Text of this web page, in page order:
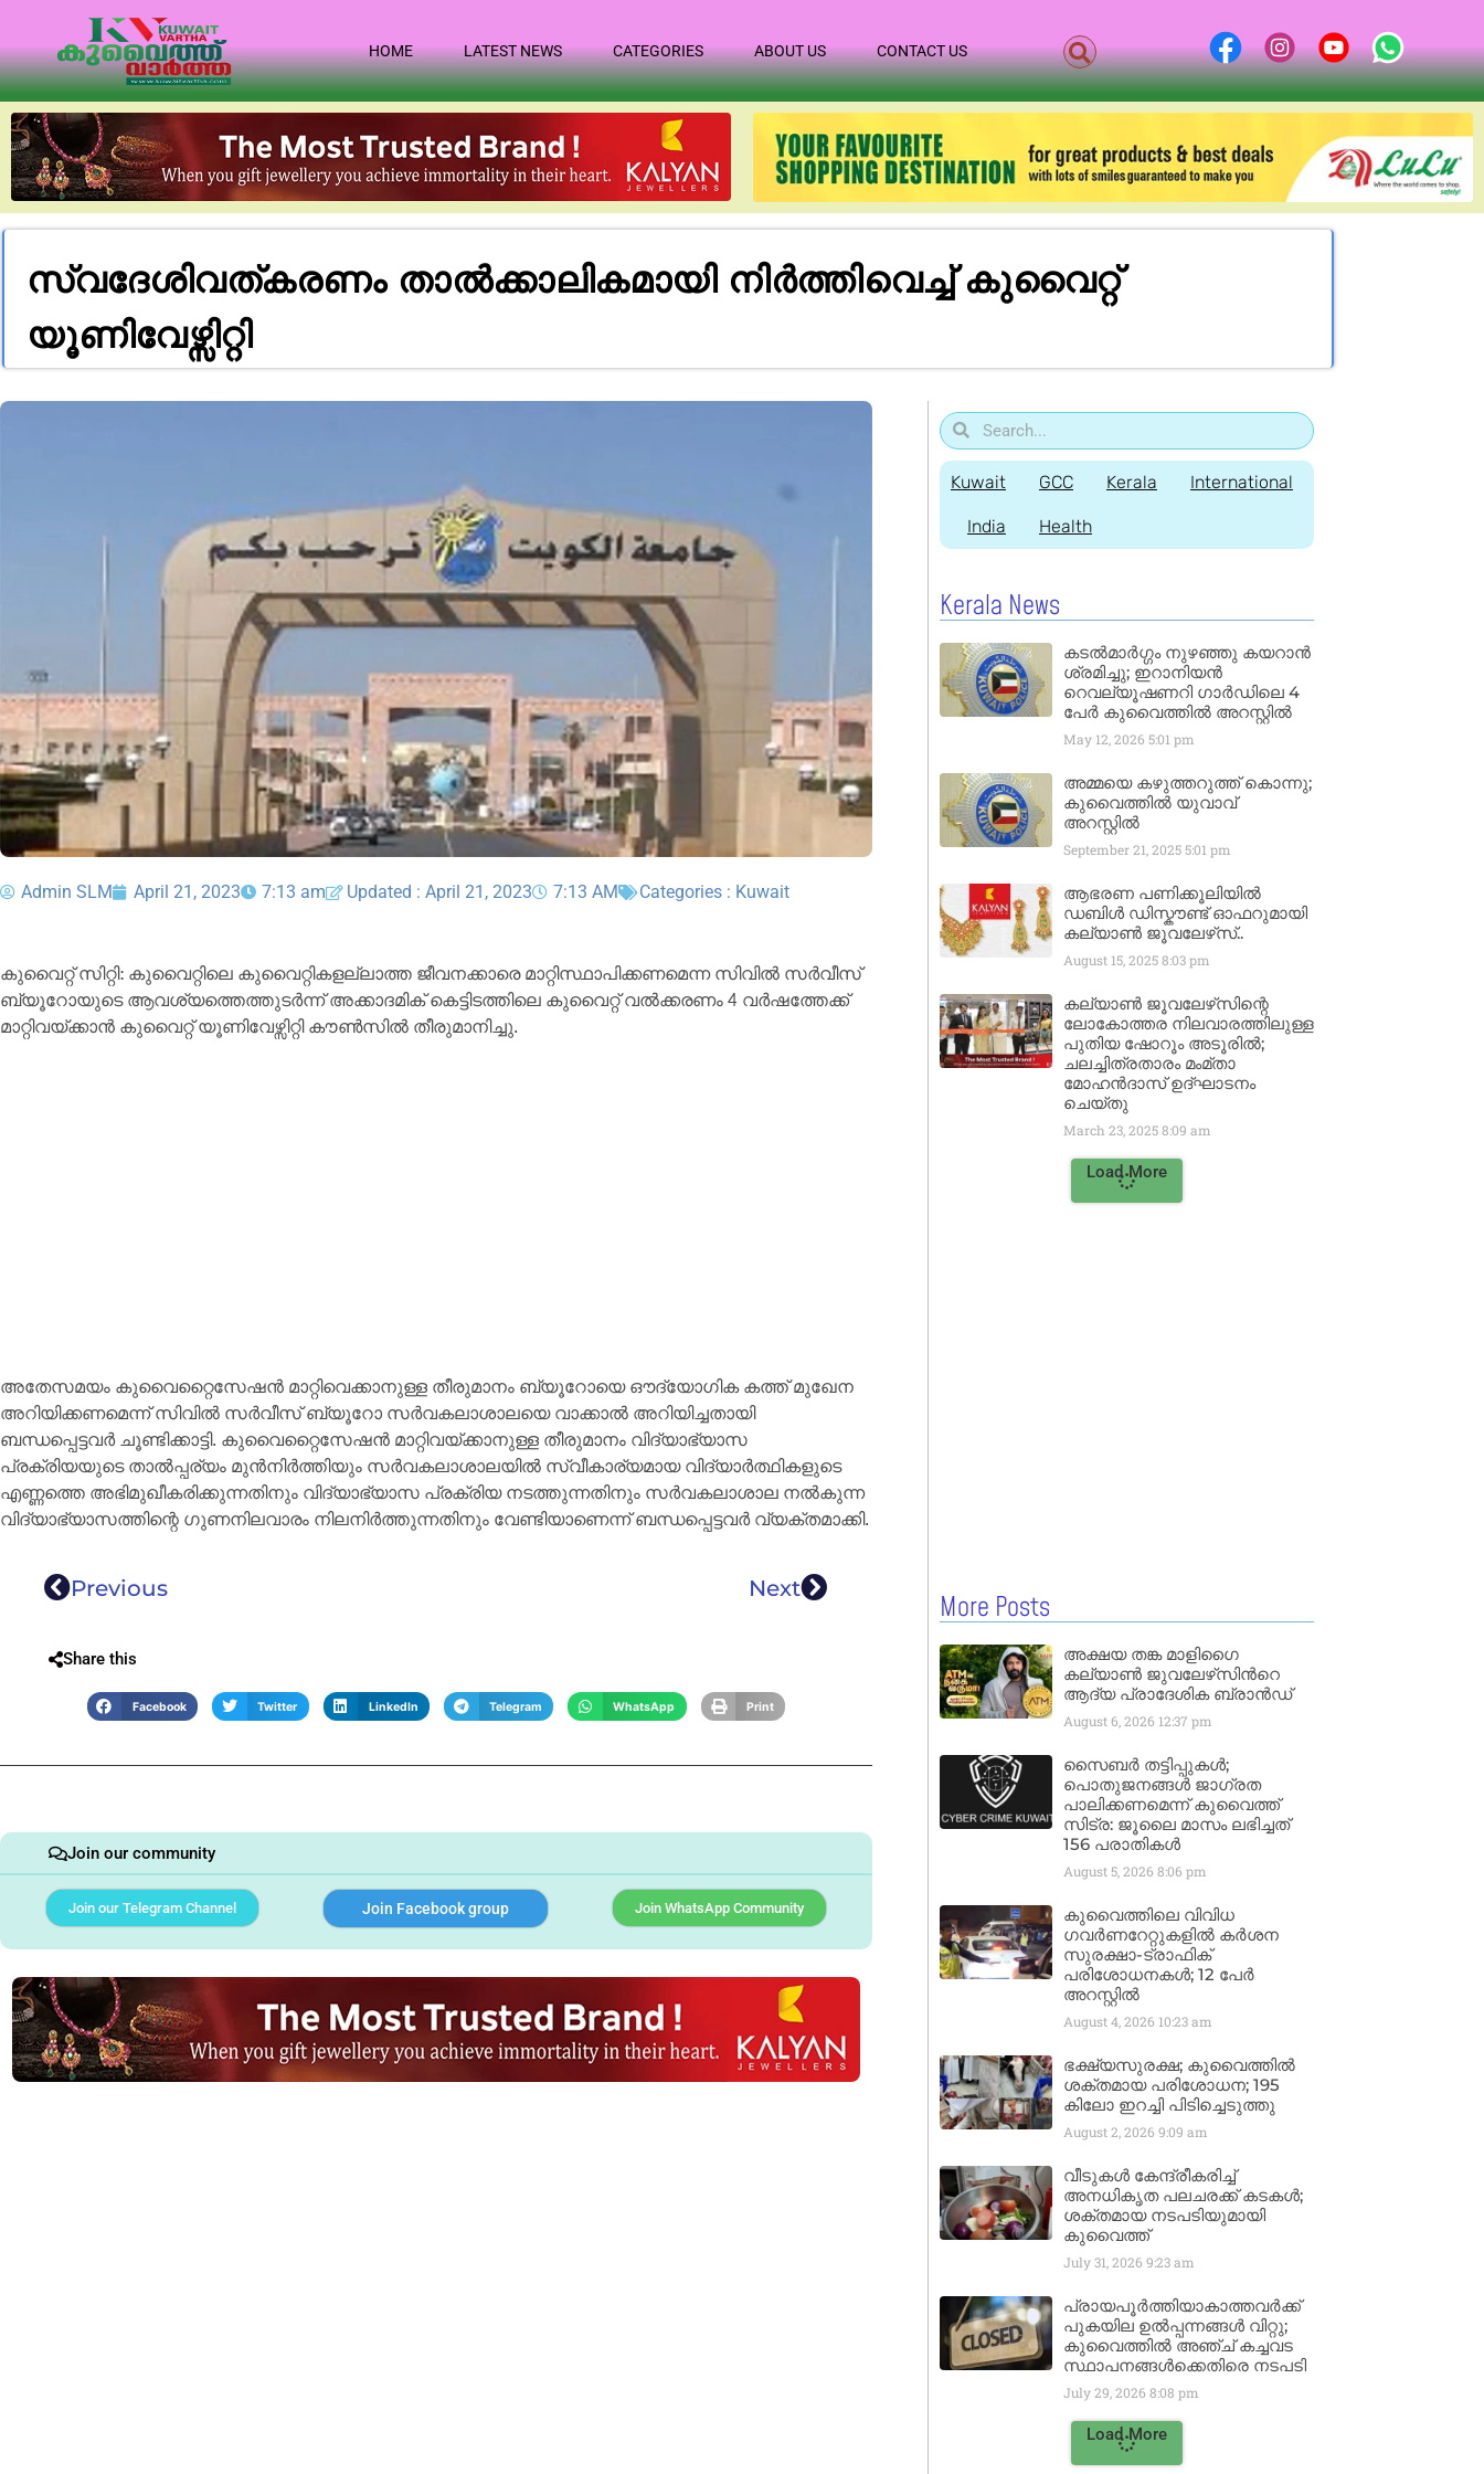
HOME LATEST NEWS CATEGORIES ABOUT US CONTACT US
സ്വദേശിവത്കരണം താൽക്കാലികമായി നിർത്തിവെച്ച് കുവൈറ്റ്
യൂണിവേഴ്സിറ്റി
Admin SLM April 21, 2023 7:13 am Updated : April 21, 2023 7:13 AM Categories : Kuwait
കുവൈറ്റ് സിറ്റി: കുവൈറ്റിലെ കുവൈറ്റികളല്ലാത്ത ജീവനക്കാരെ മാറ്റിസ്ഥാപിക്കണമെന്ന സിവിൽ സർവീസ്
ബ്യൂറോയുടെ ആവശ്യത്തെത്തുടർന്ന് അക്കാദമിക് കെട്ടിടത്തിലെ കുവൈറ്റ് വൽക്കരണം 4 വർഷത്തേക്ക്
മാറ്റിവയ്ക്കാൻ കുവൈറ്റ് യൂണിവേഴ്സിറ്റി കൗൺസിൽ തീരുമാനിച്ചു.
അതേസമയം കുവൈറ്റൈസേഷൻ മാറ്റിവെക്കാനുള്ള തീരുമാനം ബ്യൂറോയെ ഔദ്യോഗിക കത്ത് മുഖേന
അറിയിക്കണമെന്ന് സിവിൽ സർവീസ് ബ്യൂറോ സർവകലാശാലയെ വാക്കാൽ അറിയിച്ചതായി
ബന്ധപ്പെട്ടവർ ചൂണ്ടിക്കാട്ടി. കുവൈറ്റൈസേഷൻ മാറ്റിവയ്ക്കാനുള്ള തീരുമാനം വിദ്യാഭ്യാസ
പ്രക്രിയയുടെ താൽപ്പര്യം മുൻനിർത്തിയും സർവകലാശാലയിൽ സ്വീകാര്യമായ വിദ്യാർത്ഥികളുടെ
എണ്ണത്തെ അഭിമുഖീകരിക്കുന്നതിനും വിദ്യാഭ്യാസ പ്രക്രിയ നടത്തുന്നതിനും സർവകലാശാല നൽകുന്ന
വിദ്യാഭ്യാസത്തിന്റെ ഗുണനിലവാരം നിലനിർത്തുന്നതിനും വേണ്ടിയാണെന്ന് ബന്ധപ്പെട്ടവർ വ്യക്തമാക്കി.
Previous Next
Share this
Facebook Twitter LinkedIn Telegram WhatsApp Print
Join our community
Join our Telegram Channel Join Facebook group Join WhatsApp Community
Kuwait GCC Kerala International
India Health
Kerala News
കടൽമാർഗ്ഗം നുഴഞ്ഞു കയറാൻ
ശ്രമിച്ചു; ഇറാനിയൻ
റെവല്യൂഷണറി ഗാർഡിലെ 4
പേർ കുവൈത്തിൽ അറസ്റ്റിൽ
May 12, 2026 5:01 pm
അമ്മയെ കഴുത്തറുത്ത് കൊന്നു;
കുവൈത്തിൽ യുവാവ്
അറസ്റ്റിൽ
September 21, 20255:01 pm
ആഭരണ പണിക്കൂലിയിൽ
ഡബിൾ ഡിസ്കൗണ്ട് ഓഫറുമായി
കല്യാൺ ജൂവലേഴ്‌സ്..
August 15, 20258:03 pm
കല്യാൺ ജൂവലേഴ്‌സിന്റെ
ലോകോത്തര നിലവാരത്തിലുള്ള
പുതിയ ഷോറൂം അടൂരിൽ;
ചലച്ചിത്രതാരം മംമ്താ
മോഹൻദാസ് ഉദ്ഘാടനം
ചെയ്‌തു
March 23, 20258:09 am
Load More
More Posts
അക്ഷയ തങ്ക മാളിഗൈ
കല്യാണ്‍ ജുവലേഴ്‌സിന്‍റെ
ആദ്യ പ്രാദേശിക ബ്രാന്‍ഡ്
August 6, 2026 12:37 pm
സൈബർ തട്ടിപ്പുകൾ;
പൊതുജനങ്ങൾ ജാഗ്രത
പാലിക്കണമെന്ന് കുവൈത്ത്
സിട്ര: ജൂലൈ മാസം ലഭിച്ചത്
156 പരാതികൾ
August 5, 2026 8:06 pm
കുവൈത്തിലെ വിവിധ
ഗവർണറേറ്റുകളിൽ കർശന
സുരക്ഷാ-ട്രാഫിക്
പരിശോധനകൾ; 12 പേർ
അറസ്റ്റിൽ
August 4, 2026 10:23 am
ഭക്ഷ്യസുരക്ഷ; കുവൈത്തിൽ
ശക്തമായ പരിശോധന; 195
കിലോ ഇറച്ചി പിടിച്ചെടുത്തു
August 2, 2026 9:09 am
വീടുകൾ കേന്ദ്രീകരിച്ച്
അനധികൃത പലചരക്ക് കടകൾ;
ശക്തമായ നടപടിയുമായി
കുവൈത്ത്
July 31, 2026 9:23 am
പ്രായപൂർത്തിയാകാത്തവർക്ക്
പുകയില ഉൽപ്പന്നങ്ങൾ വിറ്റു;
കുവൈത്തിൽ അഞ്ച് കച്ചവട
സ്ഥാപനങ്ങൾക്കെതിരെ നടപടി
July 29, 2026 8:08 pm
Load More